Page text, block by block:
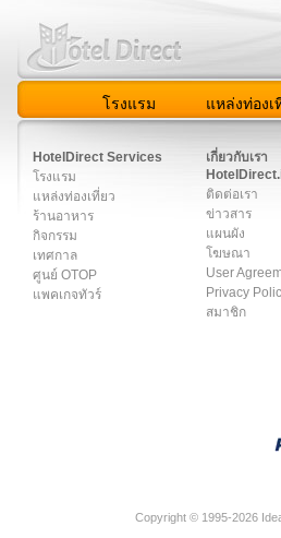
โรงแรม แหล่งท่องเ
HotelDirect Services
โรงแรม
แหล่งท่องเที่ยว
ร้านอาหาร
กิจกรรม
เทศกาล
ศูนย์ OTOP
แพคเกจทัวร์
เกี่ยวกับเรา
ติดต่อเรา
ข่าวสาร
แผนผัง
โฆษณา
User
Privacy
สมาชิก
Copyright © 1995-2026